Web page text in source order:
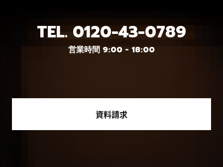
TEL. 0120-43-0789
営業時間 9:00 - 18:00
資料請求